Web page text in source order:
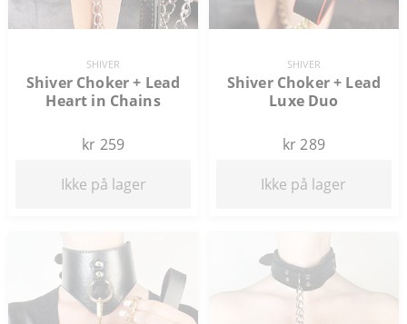
SHIVER
Shiver Choker + Lead
Heart in Chains
kr 259
Ikke på lager
SHIVER
Shiver Choker + Lead
Luxe Duo
kr 289
Ikke på lager